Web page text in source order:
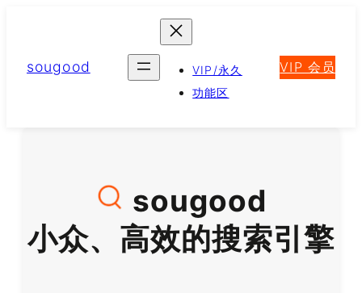
sougood
VIP/永久
功能区
VIP 会员
sougood
小众、高效的搜索引擎